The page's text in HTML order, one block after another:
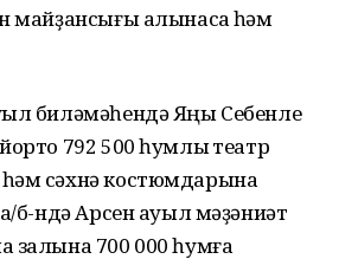
майҙансығы алынасаҡ һәм
биләмәһендә Яңы Себенле
792 500 һумлыҡ театр
сәхнә костюмдарына
б-ндә Арсен ауыл мәҙәниәт
залына 700 000 һумға